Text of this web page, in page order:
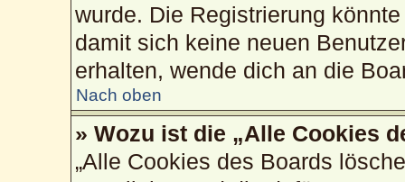
wurde. Die Registrierung
damit sich keine neuen
erhalten, wende dich an die
Nach oben
» Wozu ist die „Alle Cookies
„Alle Cookies des Boards